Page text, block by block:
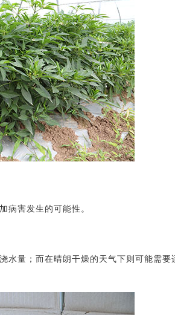
病害发生的可能性。
水量；而在晴朗干燥的天气下则可能需要